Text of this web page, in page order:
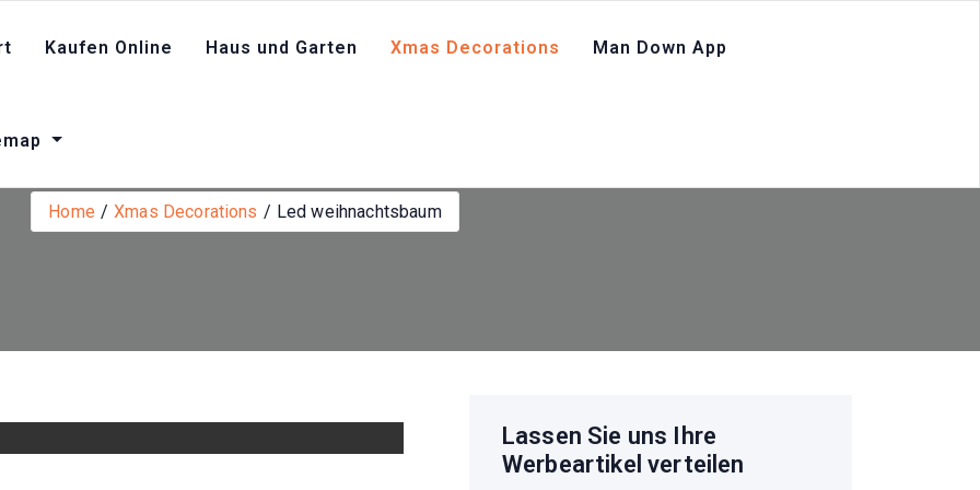
Kaufen Online Haus und Garten Xmas Decorations Man Down App
Led weihnachtsbaum
Home Xmas Decorations Led weihnachtsbaum
Lassen Sie uns Ihre
Werbeartikel verteilen